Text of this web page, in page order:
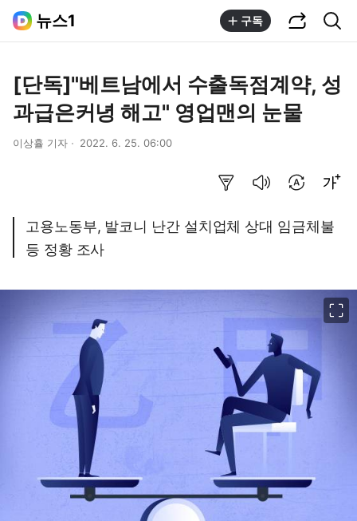
뉴스1 구독
[단독]"베트남에서 수출독점계약, 성
과급은커녕 해고" 영업맨의 눈물
이상휼 기자 2022. 6. 25. 06:00
고용노동부, 발코니 난간 설치업체 상대 임금체불
등 정황 조사